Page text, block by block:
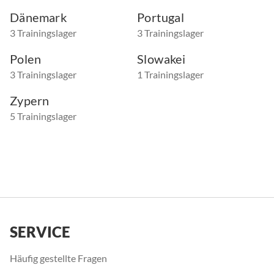
Dänemark
3 Trainingslager
Portugal
3 Trainingslager
Polen
3 Trainingslager
Slowakei
1 Trainingslager
Zypern
5 Trainingslager
SERVICE
Häufig gestellte Fragen